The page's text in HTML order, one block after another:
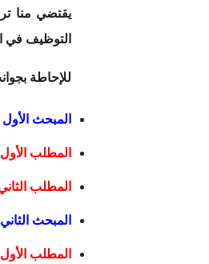
يقتضي منا
التوظيف في
للإحاطة
المبحث
المطلب
المطلب
المبحث
المطلب